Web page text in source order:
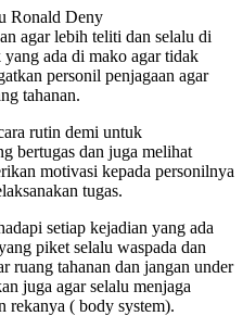
Ronald Deny
agar lebih teliti dan selalu di
ada di mako agar tidak
personil penjagaan agar
tahanan.
rutin demi untuk
bertugas dan juga melihat
motivasi kepada personilnya
tugas.
setiap kejadian yang ada
piket selalu waspada dan
ruang tahanan dan jangan under
juga agar selalu menjaga
rekanya ( body system).